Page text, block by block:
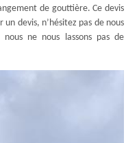
de gouttière. Ce devis
devis, n’hésitez pas de nous
ne nous lassons pas de